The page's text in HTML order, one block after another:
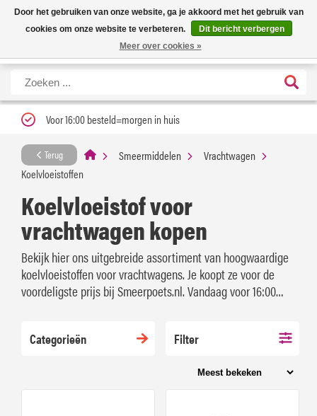
Nieuwe levertijd: 1 tot 3 werkdagen | Nu 25% korting op gehele assortiment
Carfume met kortingscode ''verfrissend''
X
Voor 16:00 besteld=morgen in huis
Terug Smeermiddelen
Vrachtwagen
Koelvloeistoffen
Koelvloeistof voor
vrachtwagen kopen
Bekijk hier ons uitgebreide assortiment van hoogwaardige
koelvloeistoffen voor vrachtwagens. Je koopt ze voor de
voordeligste prijs bij Smeerpoets.nl. Vandaag voor 16:00
Categorieën Filter
Door het gebruiken van onze website, ga je akkoord met het gebruik van
cookies om onze website te verbeteren.
Dit bericht verbergen
Meer over cookies »